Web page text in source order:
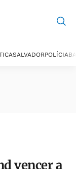
SALVADORPOLÍCIA
vencer a